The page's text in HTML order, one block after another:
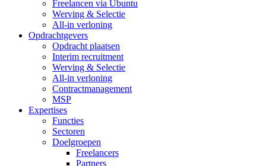
Freelancen via Ubuntu
Werving & Selectie
All-in verloning
Opdrachtgevers
Opdracht plaatsen
Interim recruitment
Werving & Selectie
All-in verloning
Contractmanagement
MSP
Expertises
Functies
Sectoren
Doelgroepen
Freelancers
Partners